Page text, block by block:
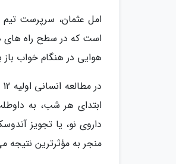
امل عثمان، سرپرست
است که در سطح راه های
هوایی در هنگام خواب باز
ابتدای هر شب، به
داروی نو، یا تجویز
منجر به مؤثرترین نتیجه